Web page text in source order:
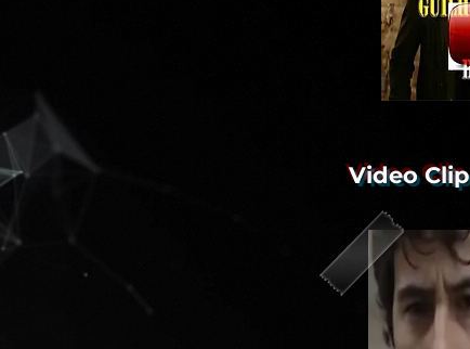
Video Clip